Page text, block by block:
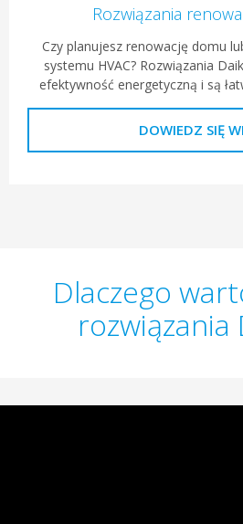
Rozwiązania
Czy planujesz renowację domu
systemu HVAC? Rozwiązania
efektywność energetyczną i są
DOWIEDZ SIĘ
Dlaczego
rozwiązania